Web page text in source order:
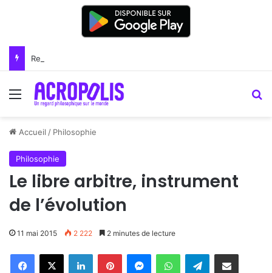
Renoir : la peinture comme un art du lien
Menu
Accueil / Philosophie
Philosophie
Le libre arbitre, instrument
de l’évolution
11 mai 2015 2 222 2 minutes de lecture
LinkedinPinterestMessengerWhatsAppTelegramPartager par email